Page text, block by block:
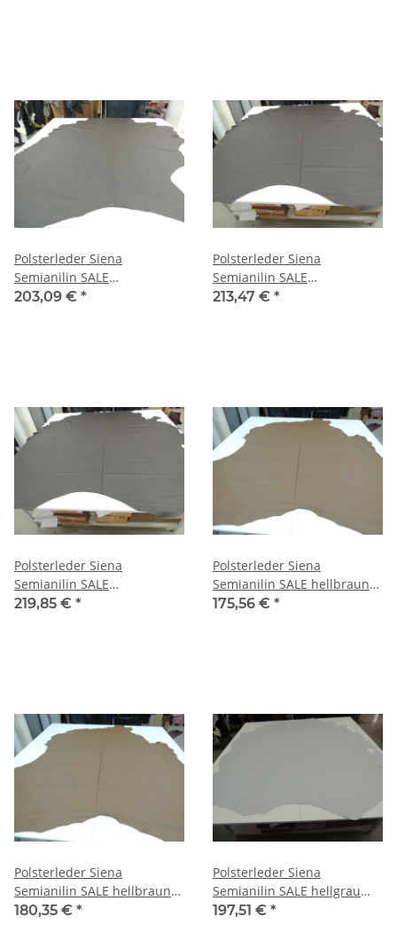
Polsterleder Siena
Semianilin SALE
dunkelbraun 5,09 qm
203,09 € *
Polsterleder Siena
Semianilin SALE
dunkelbraun 5,35 qm
213,47 € *
Polsterleder Siena
Semianilin SALE
dunkelbraun 5,51 qm
219,85 € *
Polsterleder Siena
Semianilin SALE hellbraun
4,40 qm
175,56 € *
Polsterleder Siena
Semianilin SALE hellbraun
4,52 qm
180,35 € *
Polsterleder Siena
Semianilin SALE hellgrau
4,95 qm
197,51 € *